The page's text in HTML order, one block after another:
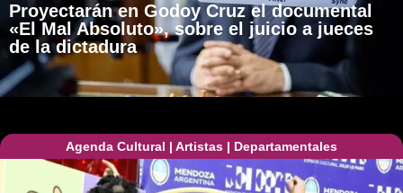
Proyectarán en Godoy Cruz el documental
«El Mal Absoluto», sobre el juicio a jueces
de la dictadura
Agenda Cultural | Artistas | Departamentales